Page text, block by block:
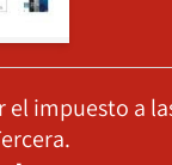
impuesto a